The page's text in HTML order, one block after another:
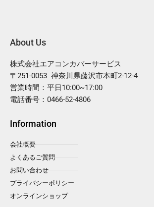
About Us
株式会社エアコンカバーサービス
〒251-0053 神奈川県藤沢市本町2-12-4
営業時間：平日10:00~17:00
電話番号：0466-52-4806
Information
会社概要
よくあるご質問
お問い合わせ
プライバシーポリシー
オンラインショップ